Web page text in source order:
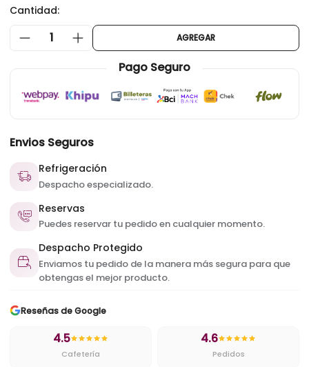
Cantidad:
1 AGREGAR
Pago Seguro
Envios Seguros
Refrigeración
Despacho especializado.
Reservas
Puedes reservar tu pedido en cualquier momento.
Despacho Protegido
Enviamos tu pedido de la manera más segura para que
obtengas el mejor producto.
Reseñas de Google
4.5
Cafetería
4.6
Pedidos